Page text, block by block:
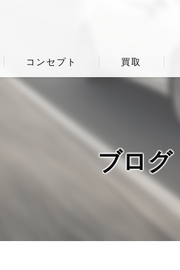
コンセプト 買取
ブログ